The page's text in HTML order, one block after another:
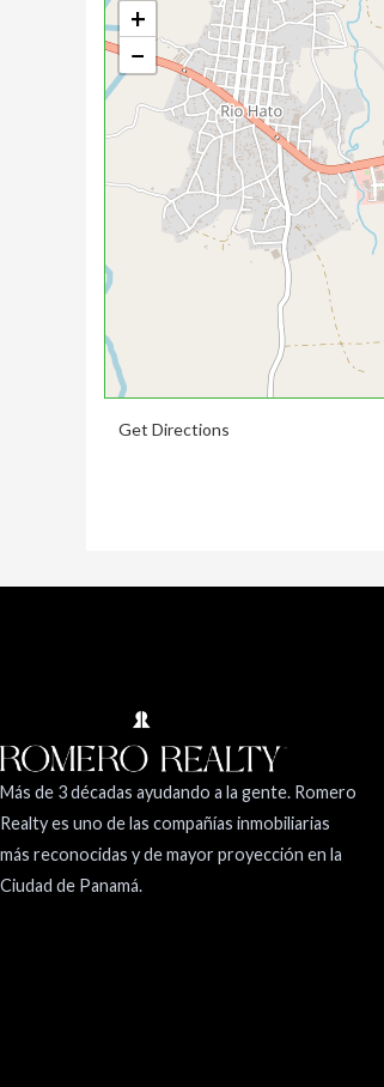
+
−
Get Directions
Más de 3 décadas ayudando a la gente. Romero
Realty es uno de las compañías inmobiliarias
más reconocidas y de mayor proyección en la
Ciudad de Panamá.